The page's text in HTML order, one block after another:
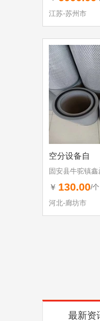
江苏-苏州市
空分设备自
固安县牛驼镇
￥ 130.00/个
河北-廊坊市
最新资